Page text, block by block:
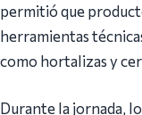
permitió que
herramientas
como hortalizas y
Durante la jornada,